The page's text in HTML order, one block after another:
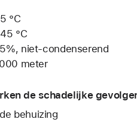
°C
°C
niet-condenserend
meter
de schadelijke
behuizing